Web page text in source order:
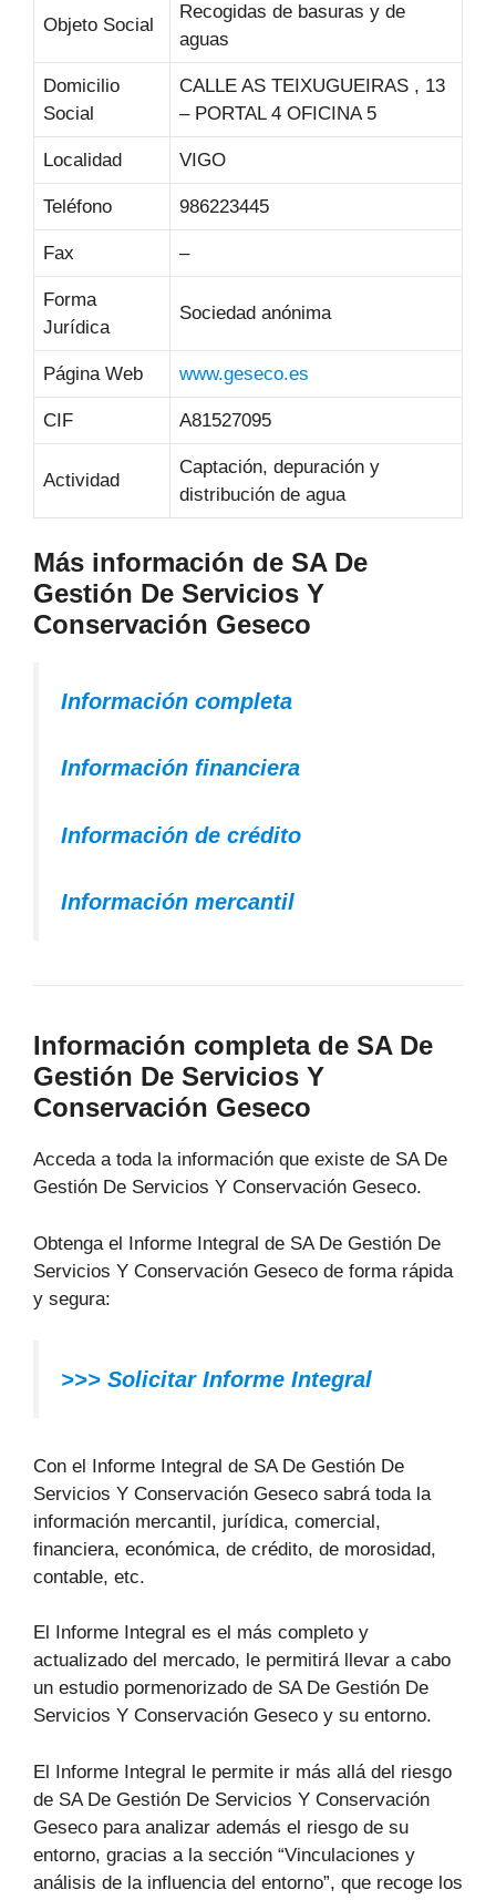
Objeto Social
Recogidas de basuras y de
aguas
Domicilio
Social
CALLE AS TEIXUGUEIRAS , 13
– PORTAL 4 OFICINA 5
Localidad VIGO
Teléfono 986223445
Fax –
Forma
Jurídica
Sociedad anónima
Página Web www.geseco.es
CIF A81527095
Actividad
Captación, depuración y
distribución de agua
Más información de SA De
Gestión De Servicios Y
Conservación Geseco
Información completa
Información financiera
Información de crédito
Información mercantil
Información completa de SA De
Gestión De Servicios Y
Conservación Geseco
Acceda a toda la información que existe de SA De
Gestión De Servicios Y Conservación Geseco.
Obtenga el Informe Integral de SA De Gestión De
Servicios Y Conservación Geseco de forma rápida
y segura:
>>> Solicitar Informe Integral
Con el Informe Integral de SA De Gestión De
Servicios Y Conservación Geseco sabrá toda la
información mercantil, jurídica, comercial,
financiera, económica, de crédito, de morosidad,
contable, etc.
El Informe Integral es el más completo y
actualizado del mercado, le permitirá llevar a cabo
un estudio pormenorizado de SA De Gestión De
Servicios Y Conservación Geseco y su entorno.
El Informe Integral le permite ir más allá del riesgo
de SA De Gestión De Servicios Y Conservación
Geseco para analizar además el riesgo de su
entorno, gracias a la sección “Vinculaciones y
análisis de la influencia del entorno”, que recoge los